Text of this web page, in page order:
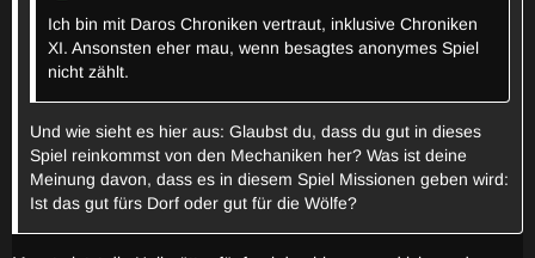
Ich bin mit Daros Chroniken vertraut, inklusive Chroniken
XI. Ansonsten eher mau, wenn besagtes anonymes Spiel
nicht zählt.
Und wie sieht es hier aus: Glaubst du, dass du gut in dieses
Spiel reinkommst von den Mechaniken her? Was ist deine
Meinung davon, dass es in diesem Spiel Missionen geben wird:
Ist das gut fürs Dorf oder gut für die Wölfe?